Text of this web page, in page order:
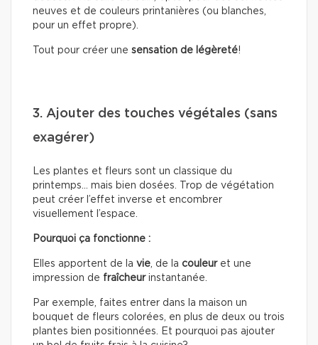
neuves et de couleurs printanières (ou blanches,
pour un effet propre).
Tout pour créer une sensation de légèreté!
3. Ajouter des touches végétales (sans
exagérer)
Les plantes et fleurs sont un classique du
printemps… mais bien dosées. Trop de végétation
peut créer l’effet inverse et encombrer
visuellement l’espace.
Pourquoi ça fonctionne :
Elles apportent de la vie, de la couleuret une
impression de fraîcheurinstantanée.
Par exemple, faites entrer dans la maison un
bouquet de fleurs colorées, en plus de deux ou trois
plantes bien positionnées. Et pourquoi pas ajouter